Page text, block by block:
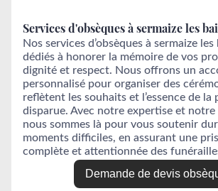
Services d'obsèques à sermaize les
Nos services d’obsèques à sermaize
dédiés à honorer la mémoire de vos
dignité et respect. Nous offrons un
personnalisé pour organiser des
reflètent les souhaits et l’essence de la
disparue. Avec notre expertise et notre
nous sommes là pour vous soutenir
moments difficiles, en assurant une
complète et attentionnée des
Demande de devis